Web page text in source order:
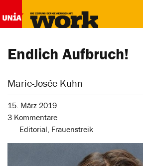
Endlich Aufbruch!
Marie-Josée Kuhn
15. März 2019
3 Kommentare
Editorial, Frauenstreik